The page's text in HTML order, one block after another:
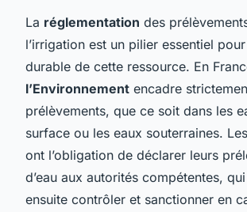
La réglementation des
l’irrigation est un pilier essentiel
durable de cette ressource. En
l’Environnement encadre
prélèvements, que ce soit dans les
surface ou les eaux souterraines.
ont l’obligation de déclarer leurs
d’eau aux autorités compétentes,
ensuite contrôler et sanctionner en